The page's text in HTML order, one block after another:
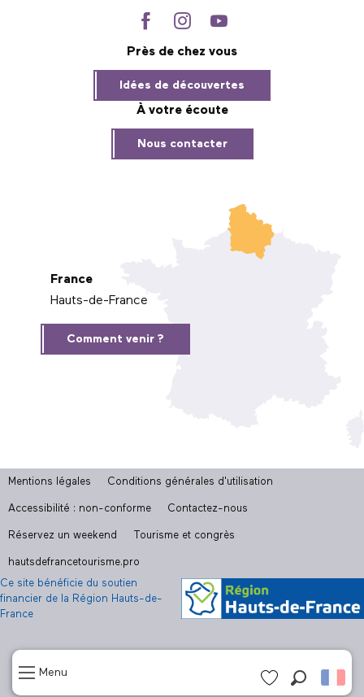
Menu
Près de chez vous
Idées de découvertes
À votre écoute
Nous contacter
France
Hauts-de-France
Comment venir ?
Mentions légales Conditions générales d'utilisation
Accessibilité : non-conforme Contactez-nous
Réservez un weekend Tourisme et congrès
hautsdefrancetourisme.pro
Ce site bénéficie du soutien
financier de la Région Hauts-de-
France